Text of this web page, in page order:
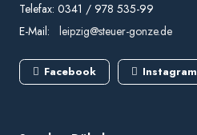
Telefax: 0341 / 978 535-99
E-Mail: leipzig@steuer-gonze.de
Facebook Instagram